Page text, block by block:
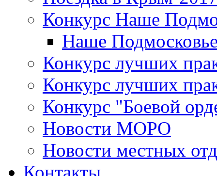
Конкурс Наше
Наше
Конкурс лучших
Конкурс лучших
Конкурс "Боевой
Новости МОРО
Новости местных
Контакты